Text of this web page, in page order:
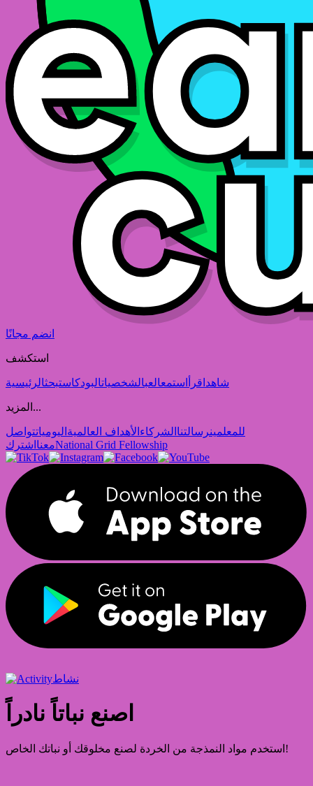
انضم مجانًا
استكشف
شاهد اقرأ استمعالعبالشخصياتالبودكاستبحثالرئيسية
المزيد...
للمعلمينرسالتنا الشركاء الأهداف العالمية اليومياتتواصل
معنا اشترك National Grid Fellowship
نشاط
اصنع نباتاً نادراً
استخدم مواد النمذجة من الخردة لصنع مخلوقك أو نباتك الخاص!